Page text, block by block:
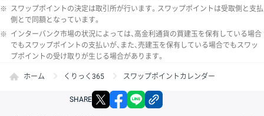
※ スワップポイントの決定は取引所が行います。スワップポイントは受取側と支払
側とで同額となっています。
※ インターバンク市場の状況によっては、高金利通貨の買建玉を保有している場合
でもスワップポイントの支払いが、また、売建玉を保有している場合でもスワッ
プポイントの受け取りが生じる場合があります。
ホーム くりっく365 スワップポイントカレンダー
SHARE X facebook